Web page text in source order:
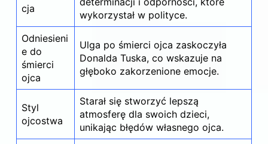
cja
wykorzystał w polityce.
Odniesieni
e do
śmierci
ojca
Ulga po śmierci ojca zaskoczyła
Donalda Tuska, co wskazuje na
głęboko zakorzenione emocje.
Styl
ojcostwa
Starał się stworzyć lepszą
atmosferę dla swoich dzieci,
unikając błędów własnego ojca.